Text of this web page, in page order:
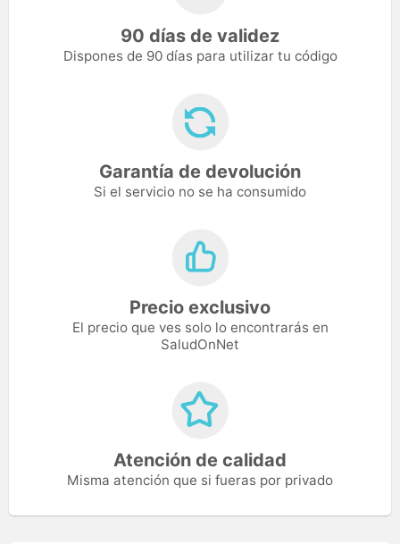
90 días de validez
Dispones de 90 días para utilizar tu código
Garantía de devolución
Si el servicio no se ha consumido
Precio exclusivo
El precio que ves solo lo encontrarás en
SaludOnNet
Atención de calidad
Misma atención que si fueras por privado